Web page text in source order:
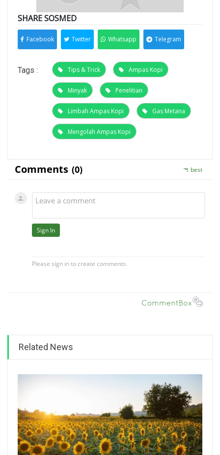
SHARE SOSMED
Facebook Twitter Whatsapp Telegram
Tags : Tips & Trick Ampas Kopi
Minyak Penelitian
Limbah Ampas Kopi Gas Metana
Mengolah Ampas Kopi
Related News